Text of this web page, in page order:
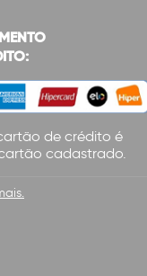
de crédito é
cadastrado.